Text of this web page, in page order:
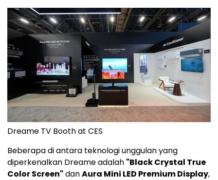
Dreame TV Booth at CES
Beberapa di antara teknologi unggulan yang
diperkenalkan Dreame adalah "Black Crystal True
Color Screen" danAura Mini LED Premium Display,